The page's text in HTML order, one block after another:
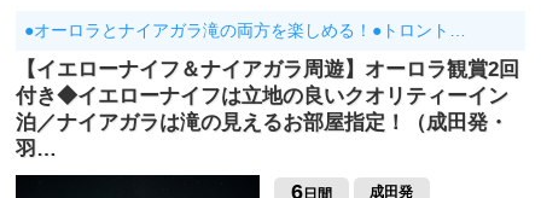
●オーロラとナイアガラ滝の両方を楽しめる！●トロント…
【イエローナイフ＆ナイアガラ周遊】オーロラ観賞2回
付き◆イエローナイフは立地の良いクオリティーイン
泊／ナイアガラは滝の見えるお部屋指定！（成田発・
羽…
6 成田発